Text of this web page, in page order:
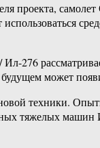
проекта,
276
может
техники.
тяжелых